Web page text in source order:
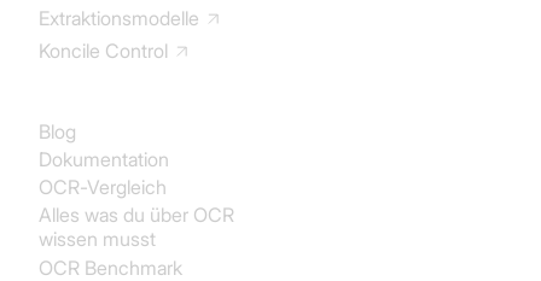
Extraktionsmodelle
Koncile Control
Blog
Dokumentation
OCR-Vergleich
Alles was du über OCR
wissen musst
OCR Benchmark